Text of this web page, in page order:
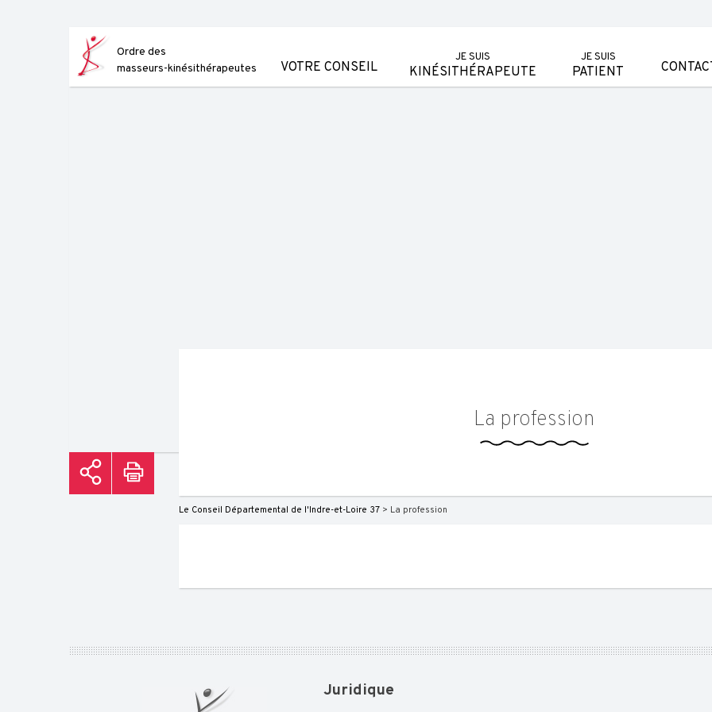
content
Ordre des
masseurs-kinésithérapeutes
VOTRE CONSEIL
JE SUIS
KINÉSITHÉRAPEUTE
JE SUIS
PATIENT
La profession
Le Conseil Départemental de l'Indre-et-Loire 37> La profession
Juridique